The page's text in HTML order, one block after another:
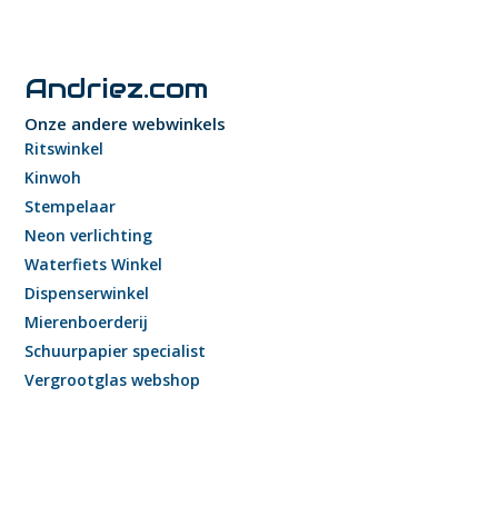
Andriez.com
Onze andere webwinkels
Ritswinkel
Kinwoh
Stempelaar
Neon verlichting
Waterfiets Winkel
Dispenserwinkel
Mierenboerderij
Schuurpapier specialist
Vergrootglas webshop